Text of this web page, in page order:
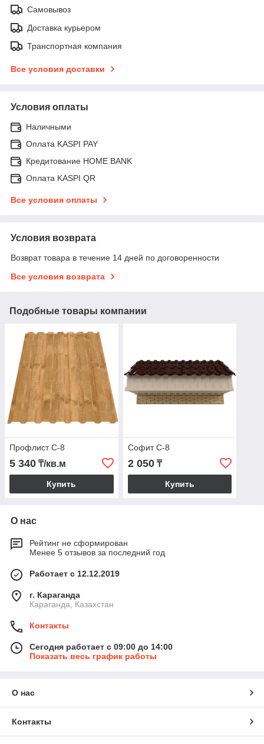
Самовывоз
Доставка курьером
Транспортная компания
Все условия доставки
Условия оплаты
Наличными
Оплата KASPI PAY
Кредитование HOME BANK
Оплата KASPI QR
Все условия оплаты
Условия возврата
Возврат товара в течение 14 дней по договоренности
Все условия возврата
Подобные товары компании
Профлист С-8
5 340 ₸/кв.м
Купить
Софит С-8
2 050₸
Купить
О нас
Рейтинг не сформирован
Менее 5 отзывов за последний год
Работает с 12.12.2019
г. Караганда
Караганда, Казахстан
Контакты
Сегодня работает с 09:00 до 14:00
Показать весь график работы
О нас
Контакты